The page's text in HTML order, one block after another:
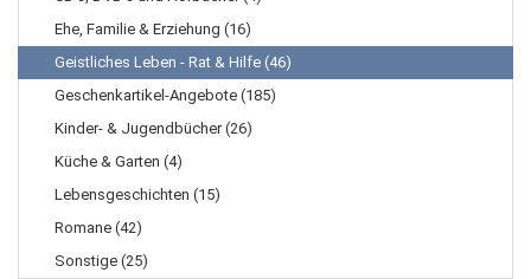
Ehe, Familie & Erziehung (16)
Geistliches Leben - Rat & Hilfe (46)
Geschenkartikel-Angebote (185)
Kinder- & Jugendbücher (26)
Küche & Garten (4)
Lebensgeschichten (15)
Romane (42)
Sonstige (25)